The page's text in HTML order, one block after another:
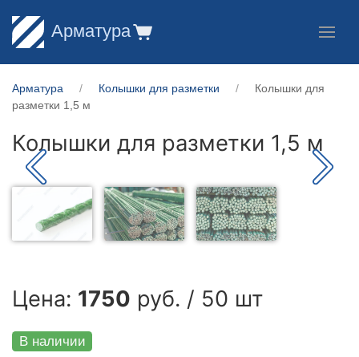
Арматура
Арматура Колышки для разметки
Колышки для
разметки 1,5 м
Колышки для разметки 1,5 м
Цена: 1750 руб. / 50 шт
В наличии